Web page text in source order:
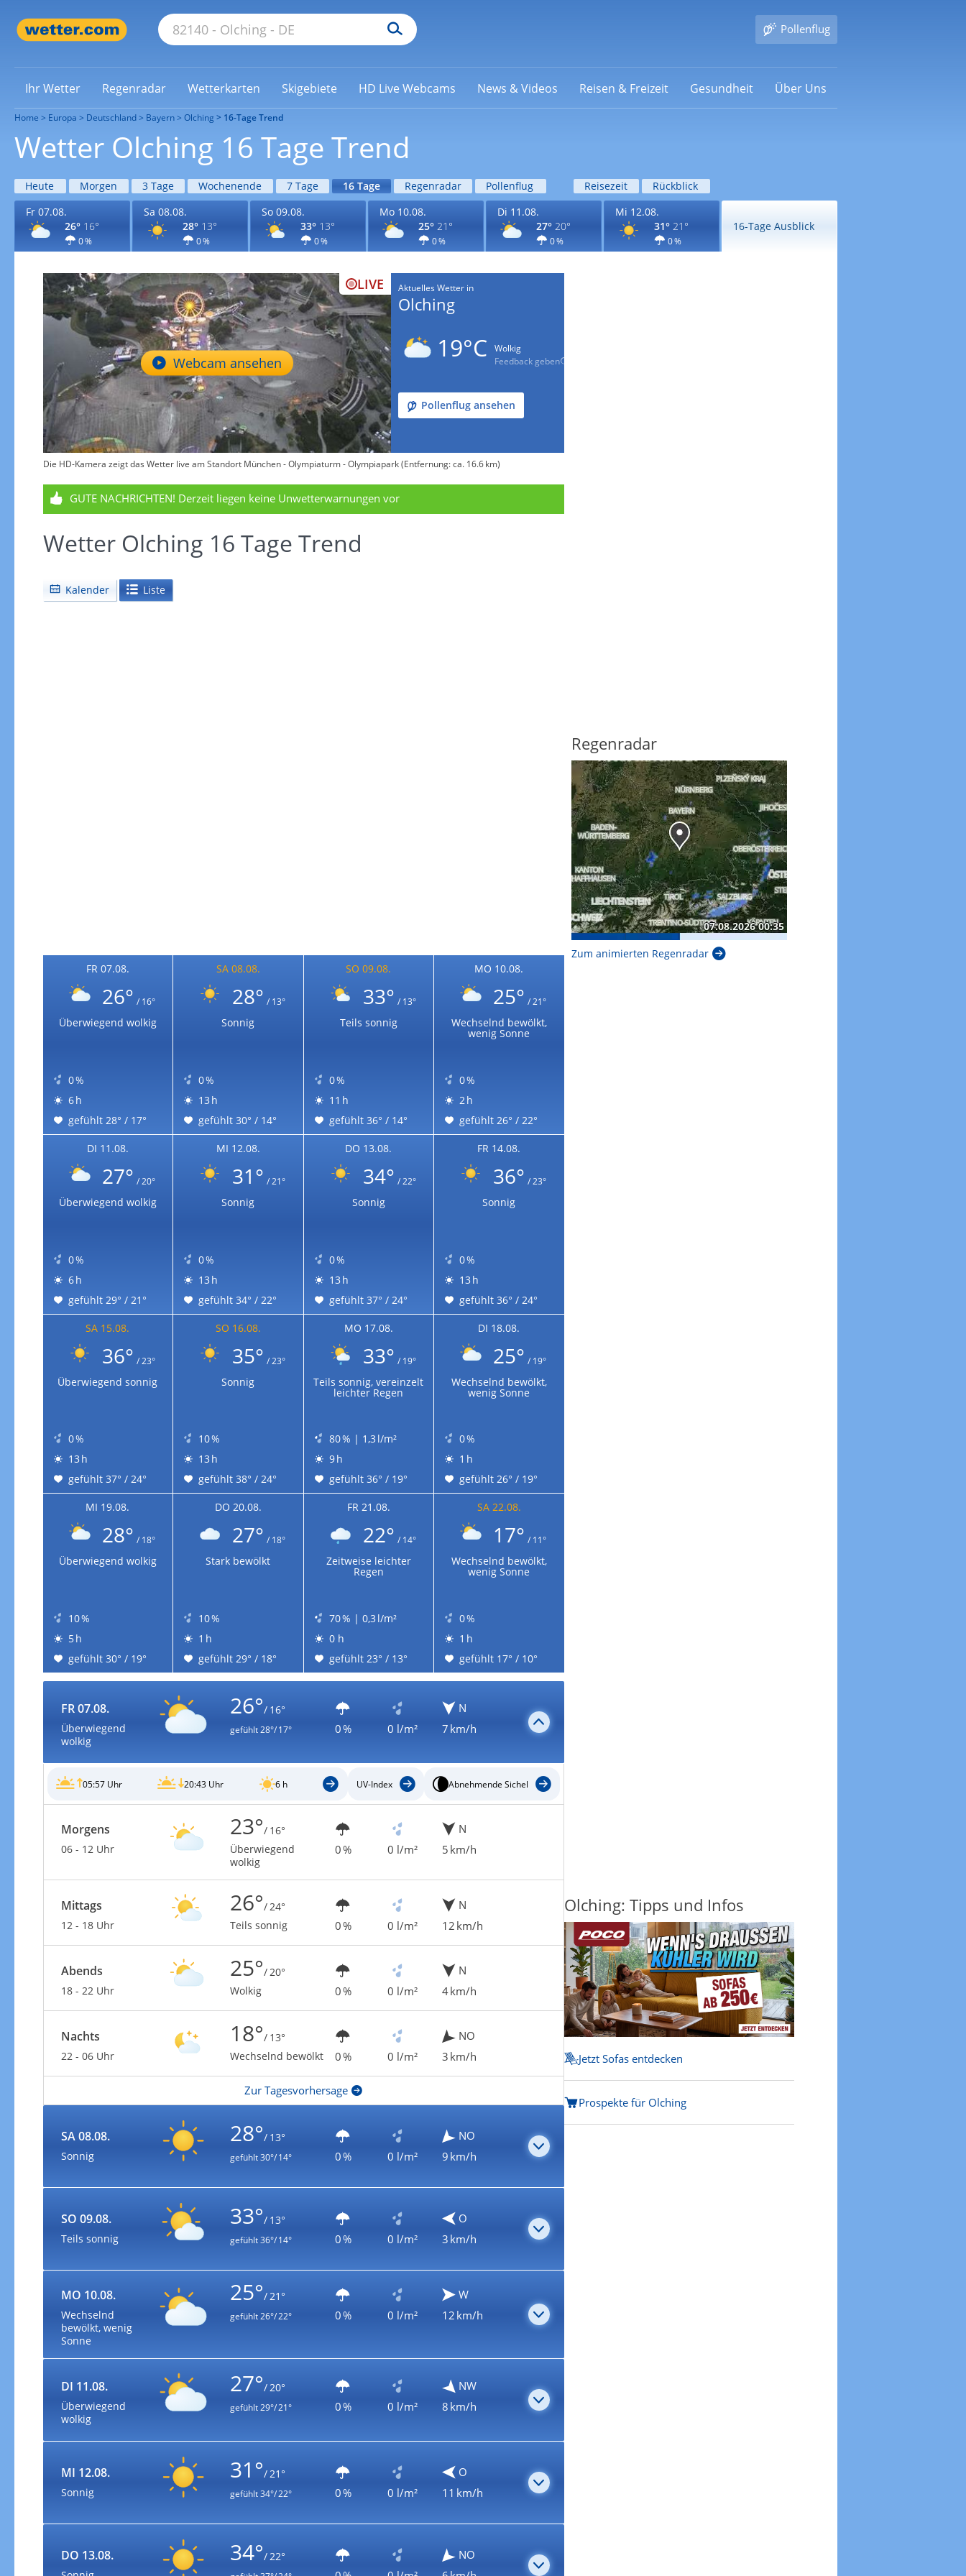
Pollenflug
Ihr Wetter Regenradar Wetterkarten Skigebiete HD Live Webcams News & Videos Reisen & Freizeit Gesundheit Über Uns
Home Europa Deutschland Bayern Olching 16-Tage Trend
Wetter Olching 16 Tage Trend
Heute Morgen 3 Tage Wochenende 7 Tage 16 Tage Regenradar Pollenflug Reisezeit
Rückblick
Fr 07.08.
26° 16°
0 %
Sa 08.08.
28° 13°
0 %
So 09.08.
33° 13°
0 %
Mo 10.08.
25° 21°
0 %
Di 11.08.
27° 20°
0 %
Mi 12.08.
31° 21°
0 %
16-Tage Ausblick
LIVE
Webcam ansehen
Aktuelles Wetter in
Olching
19°C
Wolkig
Feedback geben
Pollenflug ansehen
Die HD-Kamera zeigt das Wetter live am Standort München - Olympiaturm - Olympiapark (Entfernung: ca. 16.6 km)
GUTE NACHRICHTEN! Derzeit liegen keine Unwetterwarnungen vor
Wetter Olching 16 Tage Trend
Kalender Liste
FR 07.08.
26° / 16°
Überwiegend wolkig
0 %
6 h
gefühlt 28° / 17°
SA 08.08.
28° / 13°
Sonnig
0 %
13 h
gefühlt 30° / 14°
SO 09.08.
33° / 13°
Teils sonnig
0 %
11 h
gefühlt 36° / 14°
MO 10.08.
25° / 21°
Wechselnd bewölkt,
wenig Sonne
0 %
2 h
gefühlt 26° / 22°
DI 11.08.
27° / 20°
Überwiegend wolkig
0 %
6 h
gefühlt 29° / 21°
MI 12.08.
31° / 21°
Sonnig
0 %
13 h
gefühlt 34° / 22°
DO 13.08.
34° / 22°
Sonnig
0 %
13 h
gefühlt 37° / 24°
FR 14.08.
36° / 23°
Sonnig
0 %
13 h
gefühlt 36° / 24°
SA 15.08.
36° / 23°
Überwiegend sonnig
0 %
13 h
gefühlt 37° / 24°
SO 16.08.
35° / 23°
Sonnig
10 %
13 h
gefühlt 38° / 24°
MO 17.08.
33° / 19°
Teils sonnig, vereinzelt
leichter Regen
80 % | 1,3 l/m²
9 h
gefühlt 36° / 19°
DI 18.08.
25° / 19°
Wechselnd bewölkt,
wenig Sonne
0 %
1 h
gefühlt 26° / 19°
MI 19.08.
28° / 18°
Überwiegend wolkig
10 %
5 h
gefühlt 30° / 19°
DO 20.08.
27° / 18°
Stark bewölkt
10 %
1 h
gefühlt 29° / 18°
FR 21.08.
22° / 14°
Zeitweise leichter
Regen
70 % | 0,3 l/m²
0 h
gefühlt 23° / 13°
SA 22.08.
17° / 11°
Wechselnd bewölkt,
wenig Sonne
0 %
1 h
gefühlt 17° / 10°
FR 07.08.
Überwiegend
wolkig
26°/ 16°
gefühlt28°/ 17° 0 % 0 l/m²
N
7 km/h
05:57 Uhr 20:43 Uhr 6 h UV-Index Abnehmende Sichel
Morgens
06 - 12 Uhr
23°/ 16°
Überwiegend
wolkig
0 % 0 l/m²
N
5 km/h
Mittags
12 - 18 Uhr
26°/ 24°
Teils sonnig
0 % 0 l/m²
N
12 km/h
Abends
18 - 22 Uhr
25°/ 20°
Wolkig
0 % 0 l/m²
N
4 km/h
Nachts
22 - 06 Uhr
18°/ 13°
Wechselnd bewölkt
0 % 0 l/m²
NO
3 km/h
Zur Tagesvorhersage
SA 08.08.
Sonnig
28°/ 13°
gefühlt30°/ 14° 0 % 0 l/m²
NO
9 km/h
SO 09.08.
Teils sonnig
33°/ 13°
gefühlt36°/ 14° 0 % 0 l/m²
O
3 km/h
MO 10.08.
Wechselnd
bewölkt, wenig
Sonne
25°/ 21°
gefühlt26°/ 22° 0 % 0 l/m²
W
12 km/h
DI 11.08.
Überwiegend
wolkig
27°/ 20°
gefühlt29°/ 21° 0 % 0 l/m²
NW
8 km/h
MI 12.08.
Sonnig
31°/ 21°
gefühlt34°/ 22° 0 % 0 l/m²
O
11 km/h
DO 13.08. 34°/ 22°
NO
Regenradar
Zum animierten Regenradar
Olching: Tipps und Infos
Jetzt Sofas entdecken
Prospekte für Olching